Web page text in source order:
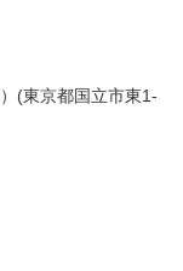
(東京都国立市東1-